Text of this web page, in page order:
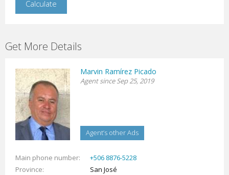
Get More Details
Marvin Ramírez Picado
Agent since Sep 25, 2019
Agent’s other Ads
Main phone number
+506 8876-5228
Province
San José